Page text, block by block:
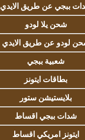
ببجي عن طريق الايدي
شحن يلا لودو
لودو عن طريق الايدي
شعبية ببجي
بطاقات ايتونز
بلايستيشن ستور
شدات ببجي اقساط
ايتونز امريكي اقساط